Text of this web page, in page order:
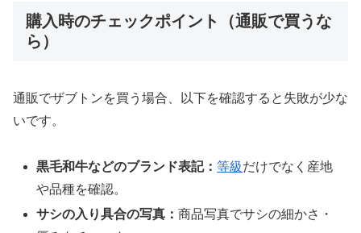
購入時のチェックポイント（通販で買うな
ら）
通販でザブトンを買う場合、以下を確認すると失敗が少な
いです。
黒毛和牛などのブランド表記：等級だけでなく産地
や品種を確認。
サシの入り具合の写真：商品写真でサシの細かさ・